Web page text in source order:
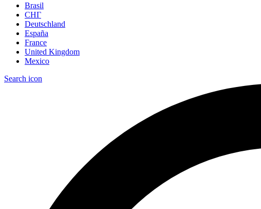
Brasil
СНГ
Deutschland
España
France
United Kingdom
Mexico
Search icon